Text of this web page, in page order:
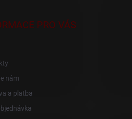
PRO VÁS
nám
a platba